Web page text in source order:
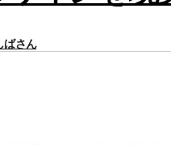
ばさん